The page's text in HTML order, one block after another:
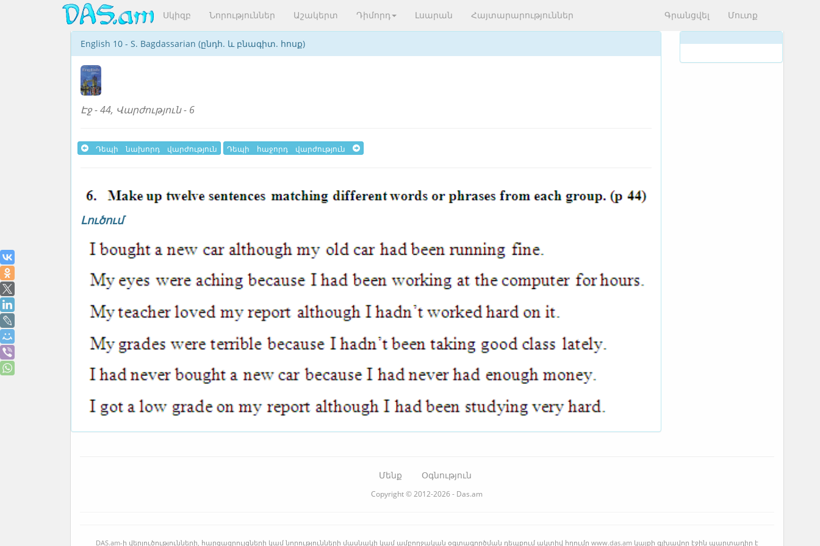
Սկիզբ Նորություններ Աշակերտ Դիմորդ Լսարան Հայտարարություններ Գրանցվել Մուտք
English 10 - S. Bagdassarian (ընդհ. և բնագիտ. հոսք)
Էջ - 44, Վարժություն - 6
Դեպի նախորդ վարժություն Դեպի հաջորդ վարժություն
Լուծում
Մենք Օգնություն
Copyright © 2012-2026 - Das.am
DAS.am-ի վերլուծությունների, հարցազրույցների կամ նորությունների մասնակի կամ ամբողջական օգտագործման դեպքում ակտիվ հղումը www.das.am կայքի գլխավոր էջին պարտադիր է